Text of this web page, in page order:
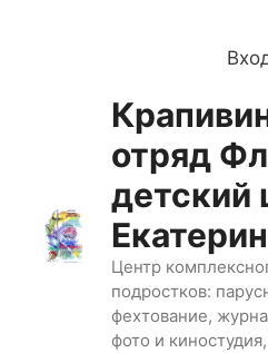
отряд
детский
Центр
подростков:
фехтование,
фото и